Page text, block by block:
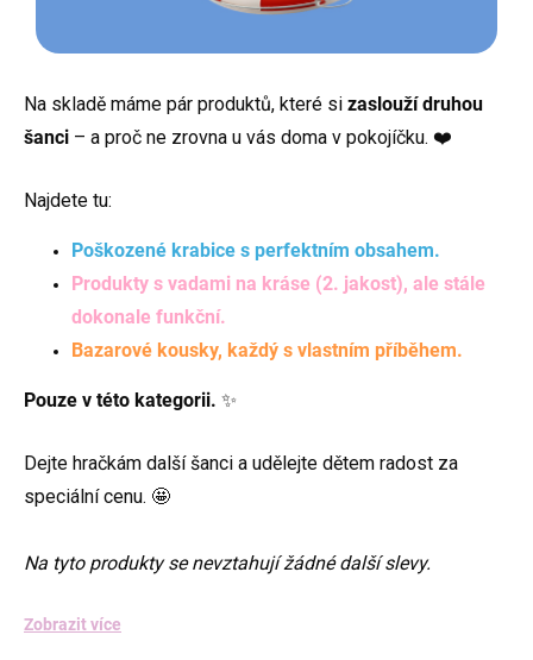
Na skladě máme pár produktů, které si zaslouží druhou
šanci – a proč ne zrovna u vás doma v pokojíčku. ❤️
Najdete tu:
Poškozené krabice s perfektním obsahem.
Produkty s vadami na kráse (2. jakost), ale stále
dokonale funkční.
Bazarové kousky, každý s vlastním příběhem.
Pouze v této kategorii. ✨
Dejte hračkám další šanci a udělejte dětem radost za
speciální cenu. 🤩
Na tyto produkty se nevztahují žádné další slevy.
Zobrazit více